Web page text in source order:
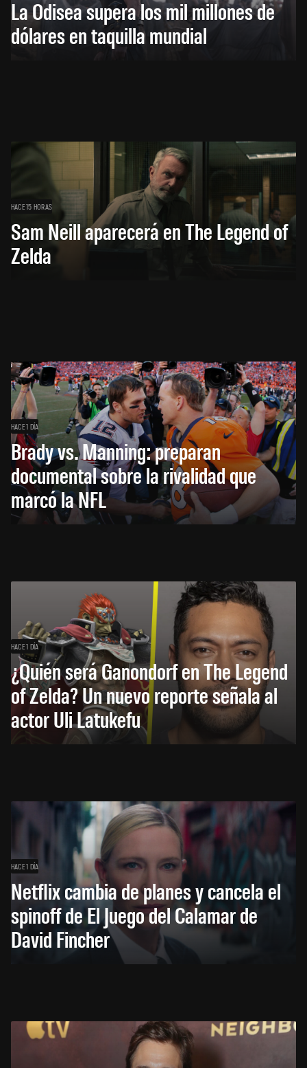
La Odisea supera los mil millones de
dólares en taquilla mundial
HACE 15 HORAS
Sam Neill aparecerá en The Legend of
Zelda
HACE 1 DÍA
Brady vs. Manning: preparan
documental sobre la rivalidad que
marcó la NFL
HACE 1 DÍA
¿Quién será Ganondorf en The Legend
of Zelda? Un nuevo reporte señala al
actor Uli Latukefu
HACE 1 DÍA
Netflix cambia de planes y cancela el
spinoff de El Juego del Calamar de
David Fincher